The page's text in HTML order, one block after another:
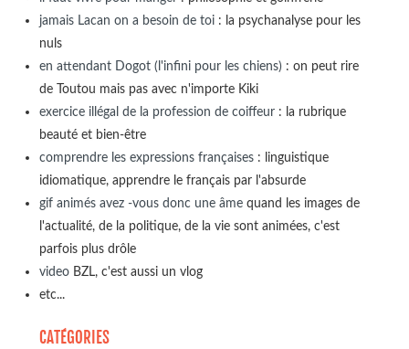
jamais Lacan on a besoin de toi: la psychanalyse pour les
nuls
en attendant Dogot (l'infini pour les chiens): on peut rire
de Toutou mais pas avec n'importe Kiki
exercice illégal de la profession de coiffeur: la rubrique
beauté et bien-être
comprendre les expressions françaises: linguistique
idiomatique, apprendre le français par l'absurde
gif animés avez -vous donc une âmequand les images de
l'actualité, de la politique, de la vie sont animées, c'est
parfois plus drôle
videoBZL, c'est aussi un vlog
etc...
CATÉGORIES